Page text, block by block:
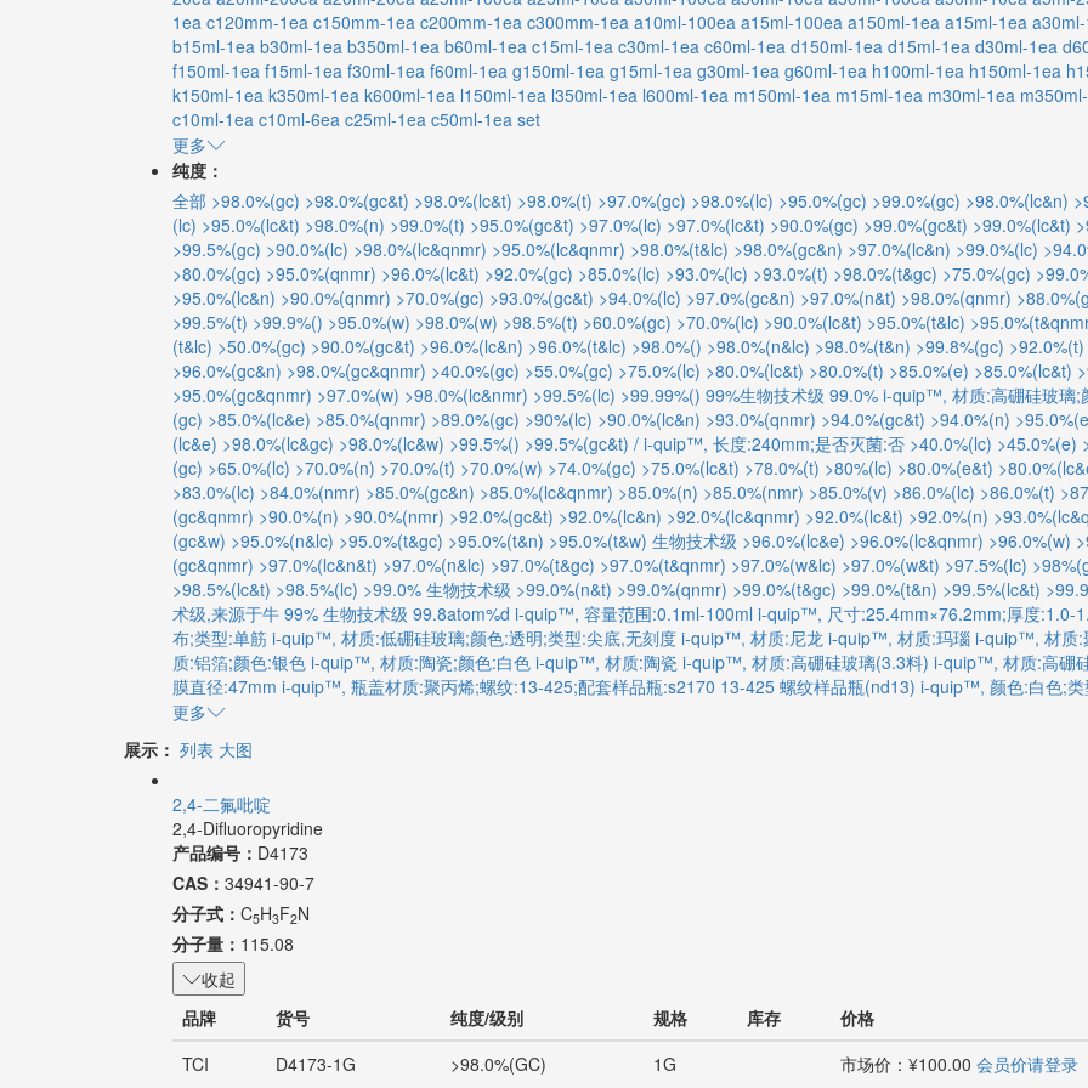
1ea c120mm-1ea c150mm-1ea c200mm-1ea c300mm-1ea a10ml-100ea a15ml-100ea a150ml-1ea a15ml-1ea
b15ml-1ea b30ml-1ea b350ml-1ea b60ml-1ea c15ml-1ea c30ml-1ea c60ml-1ea d150ml-1ea d15ml-1ea d30ml-1ea
f150ml-1ea f15ml-1ea f30ml-1ea f60ml-1ea g150ml-1ea g15ml-1ea g30ml-1ea g60ml-1ea h100ml-1ea h150ml-1ea
k150ml-1ea k350ml-1ea k600ml-1ea l150ml-1ea l350ml-1ea l600ml-1ea m150ml-1ea m15ml-1ea m30ml-1ea
c10ml-1ea c10ml-6ea c25ml-1ea c50ml-1ea set
更多
纯度：
全部 >98.0%(gc) >98.0%(gc&t) >98.0%(lc&t) >98.0%(t) >97.0%(gc) >98.0%(lc) >95.0%(gc) >99.0%(gc) >98.0%(lc&n)
(lc) >95.0%(lc&t) >98.0%(n) >99.0%(t) >95.0%(gc&t) >97.0%(lc) >97.0%(lc&t) >90.0%(gc) >99.0%(gc&t) >99.0%(lc&t)
>99.5%(gc) >90.0%(lc) >98.0%(lc&qnmr) >95.0%(lc&qnmr) >98.0%(t&lc) >98.0%(gc&n) >97.0%(lc&n) >99.0%(lc)
>80.0%(gc) >95.0%(qnmr) >96.0%(lc&t) >92.0%(gc) >85.0%(lc) >93.0%(lc) >93.0%(t) >98.0%(t&gc) >75.0%(gc)
>95.0%(lc&n) >90.0%(qnmr) >70.0%(gc) >93.0%(gc&t) >94.0%(lc) >97.0%(gc&n) >97.0%(n&t) >98.0%(qnmr)
>99.5%(t) >99.9%() >95.0%(w) >98.0%(w) >98.5%(t) >60.0%(gc) >70.0%(lc) >90.0%(lc&t) >95.0%(t&lc)
(t&lc) >50.0%(gc) >90.0%(gc&t) >96.0%(lc&n) >96.0%(t&lc) >98.0%() >98.0%(n&lc) >98.0%(t&n) >99.8%(gc) >92.0%(t)
>96.0%(gc&n) >98.0%(gc&qnmr) >40.0%(gc) >55.0%(gc) >75.0%(lc) >80.0%(lc&t) >80.0%(t) >85.0%(e) >85.0%(lc&t)
>95.0%(gc&qnmr) >97.0%(w) >98.0%(lc&nmr) >99.5%(lc) >99.99%() 99%生物技术级 99.0% i-quip™, 材质:高硼硅玻璃;
(gc) >85.0%(lc&e) >85.0%(qnmr) >89.0%(gc) >90%(lc) >90.0%(lc&n) >93.0%(qnmr) >94.0%(gc&t) >94.0%(n)
(lc&e) >98.0%(lc&gc) >98.0%(lc&w) >99.5%() >99.5%(gc&t) / i-quip™, 长度:240mm;是否灭菌:否 >40.0%(lc) >45.0%(e)
(gc) >65.0%(lc) >70.0%(n) >70.0%(t) >70.0%(w) >74.0%(gc) >75.0%(lc&t) >78.0%(t) >80%(lc) >80.0%(e&t)
>83.0%(lc) >84.0%(nmr) >85.0%(gc&n) >85.0%(lc&qnmr) >85.0%(n) >85.0%(nmr) >85.0%(v) >86.0%(lc) >86.0%(t)
(gc&qnmr) >90.0%(n) >90.0%(nmr) >92.0%(gc&t) >92.0%(lc&n) >92.0%(lc&qnmr) >92.0%(lc&t) >92.0%(n)
(gc&w) >95.0%(n&lc) >95.0%(t&gc) >95.0%(t&n) >95.0%(t&w) 生物技术级 >96.0%(lc&e) >96.0%(lc&qnmr) >96.0%(w)
(gc&qnmr) >97.0%(lc&n&t) >97.0%(n&lc) >97.0%(t&gc) >97.0%(t&qnmr) >97.0%(w&lc) >97.0%(w&t) >97.5%(lc)
>98.5%(lc&t) >98.5%(lc) >99.0% 生物技术级 >99.0%(n&t) >99.0%(qnmr) >99.0%(t&gc) >99.0%(t&n) >99.5%(lc&t)
术级,来源于牛 99% 生物技术级 99.8atom%d i-quip™, 容量范围:0.1ml-100ml i-quip™, 尺寸:25.4mm×76.2mm;厚度:1.0-
布;类型:单筋 i-quip™, 材质:低硼硅玻璃;颜色:透明;类型:尖底,无刻度 i-quip™, 材质:尼龙 i-quip™, 材质:玛瑙 i-quip™, 材质:
质:铝箔;颜色:银色 i-quip™, 材质:陶瓷;颜色:白色 i-quip™, 材质:陶瓷 i-quip™, 材质:高硼硅玻璃(3.3料) i-quip™, 材质:高硼
膜直径:47mm i-quip™, 瓶盖材质:聚丙烯;螺纹:13-425;配套样品瓶:s2170 13-425 螺纹样品瓶(nd13) i-quip™, 颜色:白色;类
更多
展示： 列表 大图
2,4-二氟吡啶
2,4-Difluoropyridine
产品编号： D4173
CAS： 34941-90-7
分子式： C5H3F2N
分子量： 115.08
收起
品牌
货号 纯度/级别 规格 库存
价格
TCI
D4173-1G >98.0%(GC) 1G 市场价：¥100.00 会员价请登录